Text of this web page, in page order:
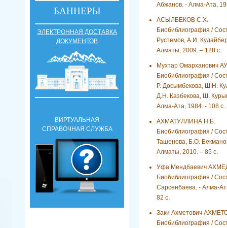
Абжанов. - Алма-Ата,
АСЫЛБЕКОВ С.Х.
Биобиблиография /
Рустемов, А.И.
Алматы, 2009. – 128 с.
Мухтар Омарханович
Биобиблиография /
Р. Досымбекова, Ш.Н.
Д.Н. Казбекова, Ш.
Алма-Ата, 1984. - 108 с.
АХМАТУЛЛИНА Н.Б.
Биобиблиография /
Ташенова, Б.О.
Алматы, 2010. – 85 с.
Уфа Мендбаевич
Биобиблиография /
Сарсенбаева. - Алма-
82 с.
Заки Ахметович
Биобиблиография /
БАННЕРЫ
ЭЛЕКТРОННАЯ ДОСТАВКА
ДОКУМЕНТОВ
ВИРТУАЛЬНАЯ
СПРАВОЧНАЯ СЛУЖБА